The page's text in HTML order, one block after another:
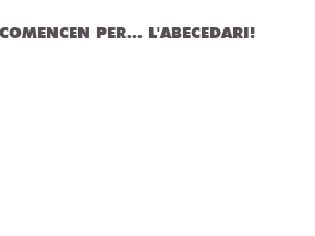
PER... L'ABECEDARI!